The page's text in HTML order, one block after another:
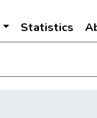
Statistics